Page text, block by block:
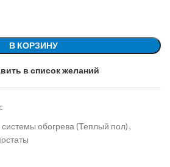
В КОРЗИНУ
в список желаний
обогрева (Теплый пол),